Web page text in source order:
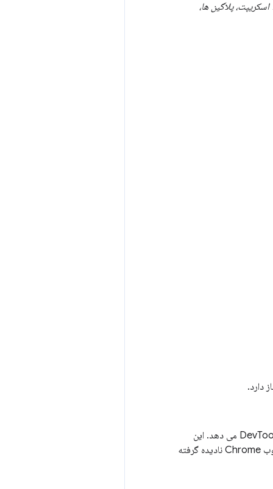
پلاگین ها،
API اجازه نوشتن خطاها و هشدارها را به کنسول DevTools می دهد. این
مجوز برای استفاده با برنامه های افزودنی بدون بسته بندی است و برای برنامه های افزودنی نصب شده از فروشگاه وب Chrome نادیده گرفته